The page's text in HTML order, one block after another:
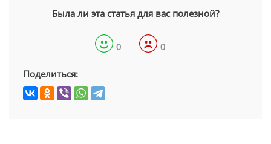
Была ли эта статья для вас полезной?
0 0
Поделиться: